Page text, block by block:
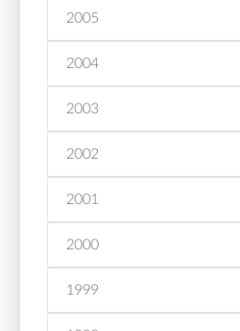
2005
2004
2003
2002
2001
2000
1999